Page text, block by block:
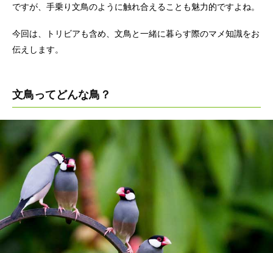
ですが、手乗り文鳥のように触れ合えることも魅力的ですよね。
今回は、トリビアも含め、文鳥と一緒に暮らす際のマメ知識をお
伝えします。
文鳥ってどんな鳥？